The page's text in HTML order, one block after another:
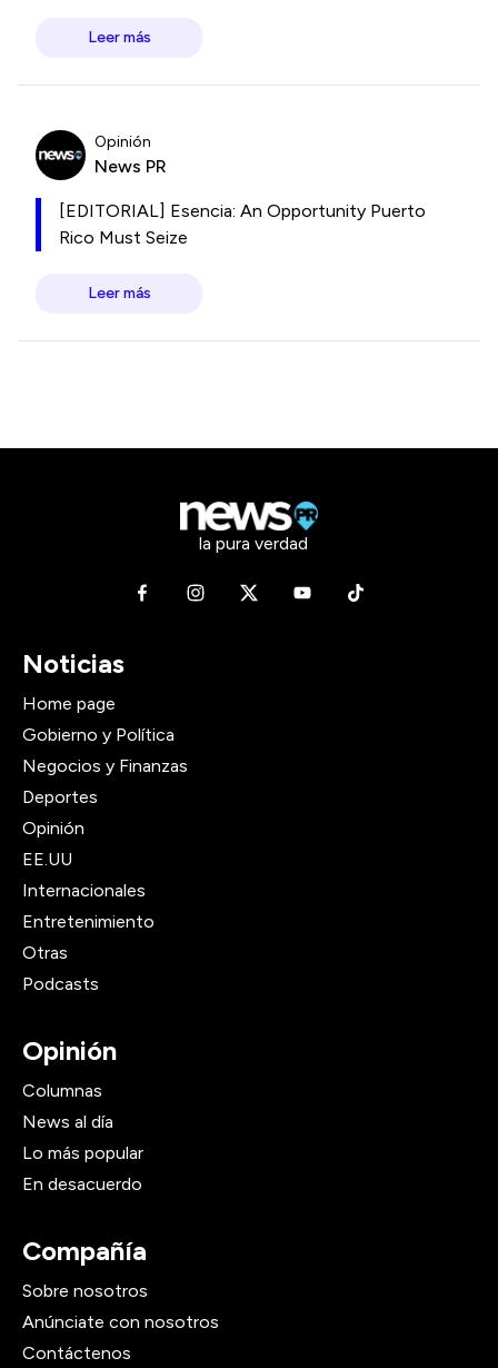
Leer más
Opinión
News PR
[EDITORIAL] Esencia: An Opportunity Puerto
Rico Must Seize
Leer más
la pura verdad
Noticias
Home page
Gobierno y Política
Negocios y Finanzas
Deportes
Opinión
EE.UU
Internacionales
Entretenimiento
Otras
Podcasts
Opinión
Columnas
News al día
Lo más popular
En desacuerdo
Compañía
Sobre nosotros
Anúnciate con nosotros
Contáctenos